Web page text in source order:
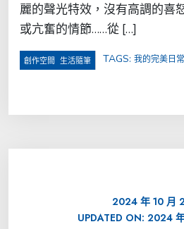
麗的聲光特效，沒有高調的喜
或亢奮的情節……從 […]
創作空間 生活隨筆 TAGS: 我的完美日
2024 年 10 月
UPDATED ON: 2024